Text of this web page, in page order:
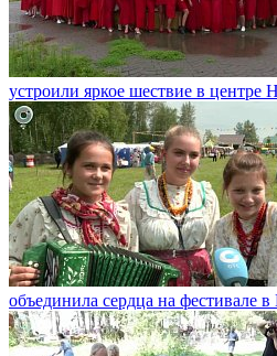
устроили яркое шествие в центре
объединила сердца на фестивале